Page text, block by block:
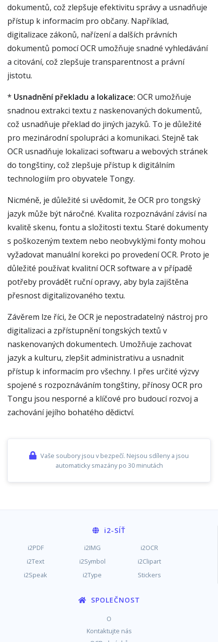
dokumentů, což zlepšuje efektivitu správy a usnadňuje
přístup k informacím pro občany. Například,
digitalizace zákonů, nařízení a dalších právních
dokumentů pomocí OCR umožňuje snadné vyhledávání
a citování, což zlepšuje transparentnost a právní
jistotu.
* Usnadnění překladu a lokalizace: OCR umožňuje
snadnou extrakci textu z naskenovaných dokumentů,
což usnadňuje překlad do jiných jazyků. To je důležité
pro mezinárodní spolupráci a komunikaci. Stejně tak
OCR usnadňuje lokalizaci softwaru a webových stránek
do tongštiny, což zlepšuje přístup k digitálním
technologiím pro obyvatele Tongy.
Nicméně, je důležité si uvědomit, že OCR pro tongský
jazyk může být náročné. Kvalita rozpoznávání závisí na
kvalitě skenu, fontu a složitosti textu. Staré dokumenty
s poškozeným textem nebo neobvyklými fonty mohou
vyžadovat manuální korekci po provedení OCR. Proto je
důležité používat kvalitní OCR software a v případě
potřeby provádět ruční opravy, aby byla zajištěna
přesnost digitalizovaného textu.
Závěrem lze říci, že OCR je nepostradatelný nástroj pro
digitalizaci a zpřístupnění tongských textů v
naskenovaných dokumentech. Umožňuje zachovat
jazyk a kulturu, zlepšit administrativu a usnadnit
přístup k informacím pro všechny. I přes určité výzvy
spojené s rozpoznáváním tongštiny, přínosy OCR pro
Tongu jsou nesporné a klíčové pro budoucí rozvoj a
zachování jejího bohatého dědictví.
Vaše soubory jsou v bezpečí. Nejsou sdíleny a jsou
automaticky smazány po 30 minutách
i2-SÍŤ
i2PDF i2IMG
i2OCR
i2Text
i2Symbol
i2Clipart
i2Speak
i2Type Stickers
SPOLEČNOST
O
Kontaktujte nás